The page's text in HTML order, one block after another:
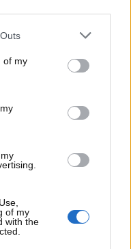
of my
of my
with the
pratica, il
suo valore attuale
euro